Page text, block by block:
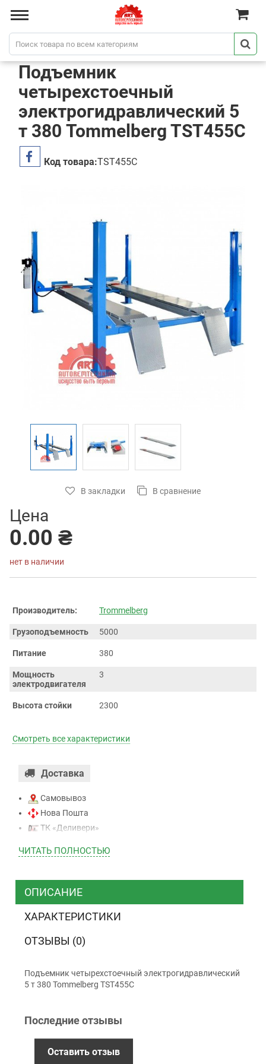
Подъемник
четырехстоечный
электрогидравлический 5
т 380 Tommelberg TST455C
Код товара:TST455C
В закладки В сравнение
Цена
0.00 ₴
нет в наличии
Производитель: Trommelberg
Грузоподъемность 5000
Питание 380
Мощность
электродвигателя
3
Высота стойки 2300
Смотреть все характеристики
Доставка
Самовывоз
Нова Пошта
ТК «Деливери»
ТК “Justin”
ТК ”УкрПочта”
Наложенный платеж (при получении)
Оплата картой Visa, Mastercard - LiqPay
Гарантия
ЧИТАТЬ ПОЛНОСТЬЮ
ОПИСАНИЕ
ХАРАКТЕРИСТИКИ
ОТЗЫВЫ (0)
Подъемник четырехстоечный электрогидравлический
5 т 380 Tommelberg TST455C
Последние отзывы
Оставить отзыв